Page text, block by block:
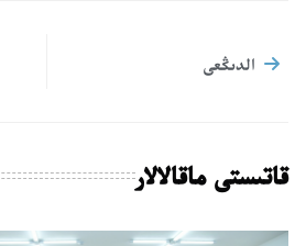
الدىڭعى
قاتىستى ماقالالار